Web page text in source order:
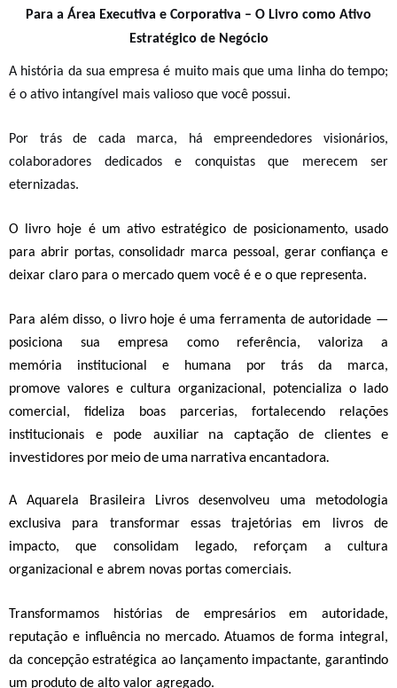
Para a Área Executiva e Corporativa – O Livro como Ativo
Estratégico de Negócio
A história da sua empresa é muito mais que uma linha do tempo;
é o ativo intangível mais valioso que você possui.
Por trás de cada marca, há empreendedores visionários,
colaboradores dedicados e conquistas que merecem ser
eternizadas.
O livro hoje é um ativo estratégico de posicionamento, usado
para abrir portas, consolidadr marca pessoal, gerar confiança e
deixar claro para o mercado quem você é e o que representa.
Para além disso, o livro hoje éuma ferramenta deautoridade —
posiciona sua empresa como referência, valoriza a
memória institucional e humana por trás da marca,
promove valores e cultura organizacional, potencializa o lado
comercial, fideliza boas parcerias, fortalecendo relações
institucionais e pode auxiliarna captação de clientes e
investidores por meio de uma narrativa encantadora.
A Aquarela Brasileira Livros desenvolveu uma metodologia
exclusiva para transformar essas trajetórias em livros de
impacto,que consolidam legado, reforçam a cultura
organizacional e abrem novas portas comerciais.
Transformamos histórias de empresários em autoridade,
reputação e influência no mercado. Atuamos de forma integral,
da concepção estratégica ao lançamento impactante, garantindo
um produto de alto valor agregado.